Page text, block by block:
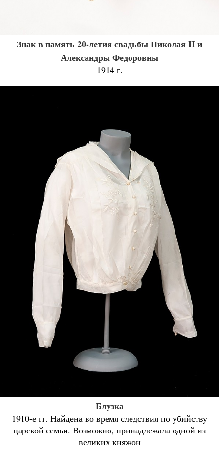
Знак в память 20-летия свадьбы Николая II и
Александры Федоровны
1914 г.
Блузка
1910-е гг. Найдена во время следствия по убийству
царской семьи. Возможно, принадлежала одной из
великих княжон